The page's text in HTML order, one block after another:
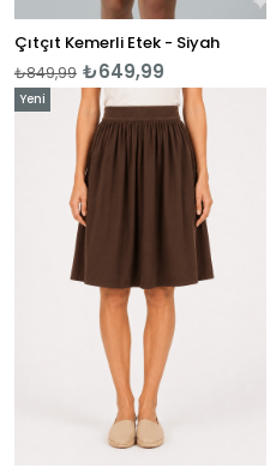
Çıtçıt Kemerli Etek - Siyah
₺649,99
₺849,99
Yeni